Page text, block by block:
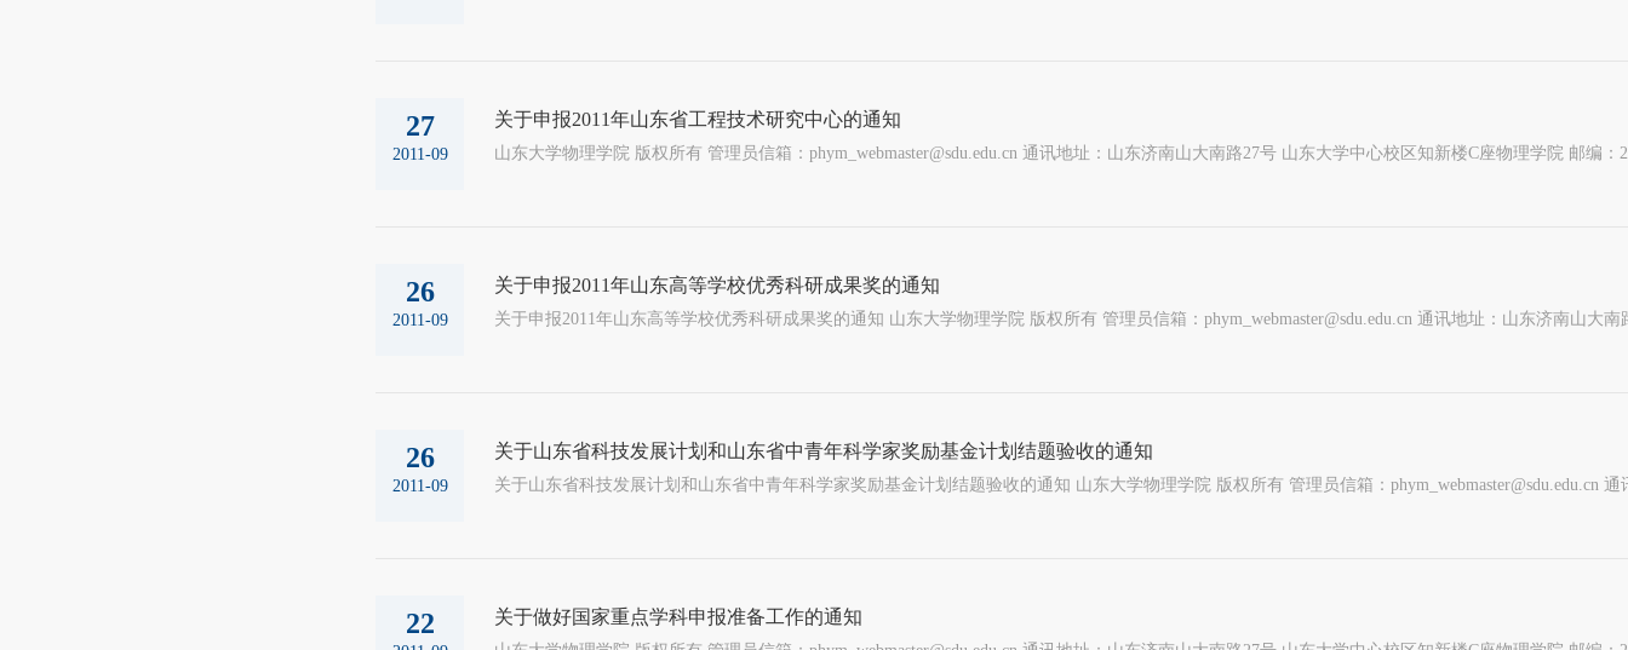
27
2011-09
关于申报2011年山东省工程技术研究中心的通知
山东大学物理学院 版权所有 管理员信箱：phym_webmaster@sdu.edu.cn 通讯地址：山东济南山大南路27号 山东大学中心校区知新楼C座物理学院 邮编：
26
2011-09
关于申报2011年山东高等学校优秀科研成果奖的通知
26
2011-09
关于山东省科技发展计划和山东省中青年科学家奖励基金计划结题验收的通知
22 关于做好国家重点学科申报准备工作的通知